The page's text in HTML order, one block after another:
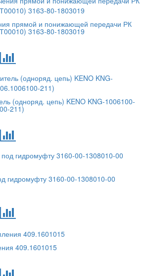
прямой и понижающей передачи РК
3163-80-1803019
(одноряд. цепь) KENO KNG-1006100-
211)
гидромуфту 3160-00-1308010-00
409.1601015